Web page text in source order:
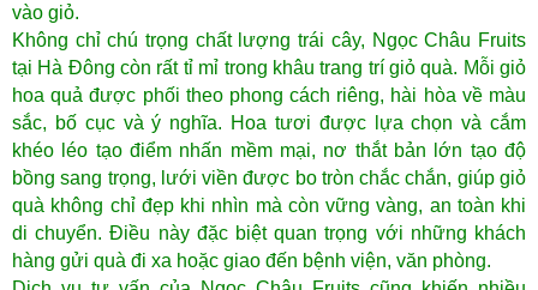
vào giỏ.
Không chỉ chú trọng chất lượng trái cây, Ngọc Châu Fruits
tại Hà Đông còn rất tỉ mỉ trong khâu trang trí giỏ quà. Mỗi giỏ
hoa quả được phối theo phong cách riêng, hài hòa về màu
sắc, bố cục và ý nghĩa. Hoa tươi được lựa chọn và cắm
khéo léo tạo điểm nhấn mềm mại, nơ thắt bản lớn tạo độ
bồng sang trọng, lưới viền được bo tròn chắc chắn, giúp giỏ
quà không chỉ đẹp khi nhìn mà còn vững vàng, an toàn khi
di chuyển. Điều này đặc biệt quan trọng với những khách
hàng gửi quà đi xa hoặc giao đến bệnh viện, văn phòng.